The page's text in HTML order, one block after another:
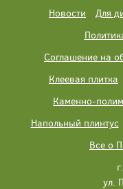
Новости Для
Соглашение на
Клеевая плитка
Каменно-
Напольный плинтус
Все о
ул.